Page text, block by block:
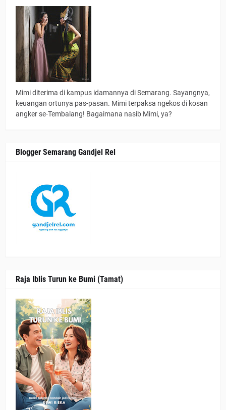
Mimi diterima di kampus idamannya di Semarang. Sayangnya,
keuangan ortunya pas-pasan. Mimi terpaksa ngekos di kosan
angker se-Tembalang! Bagaimana nasib Mimi, ya?
Blogger Semarang Gandjel Rel
Raja Iblis Turun ke Bumi (Tamat)